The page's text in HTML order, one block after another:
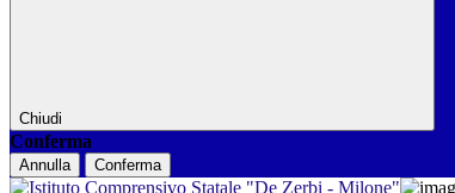
Chiudi
Conferma
Annulla Conferma